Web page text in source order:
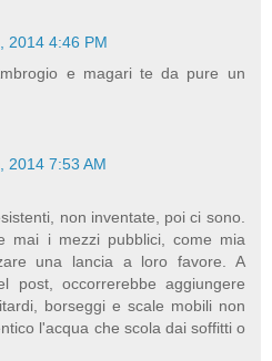
2014 4:46 PM
e magari te da pure un
2014 7:53 AM
non inventate, poi ci sono.
mai i mezzi pubblici, come mia
una lancia a loro favore. A
post, occorrerebbe aggiungere
borseggi e scale mobili non
l'acqua che scola dai soffitti o